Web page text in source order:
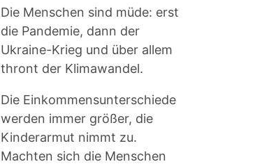
Die Menschen sind müde: erst
die Pandemie, dann der
Ukraine-Krieg und über allem
thront der Klimawandel.
Die Einkommensunterschiede
werden immer größer, die
Kinderarmut nimmt zu.
Machten sich die Menschen